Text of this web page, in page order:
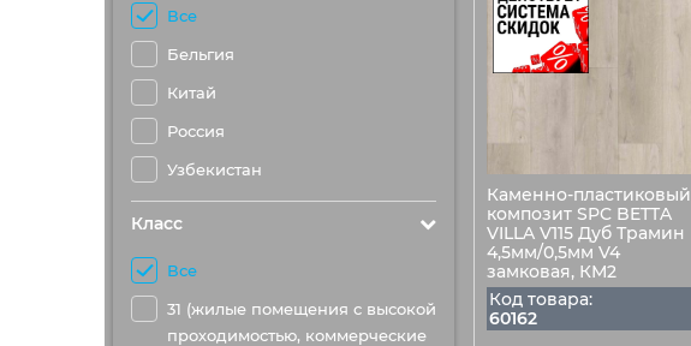
Все
Бельгия
Китай
Россия
Узбекистан
Класс
Все
31 (жилые помещения с высокой
проходимостью, коммерческие
Каменно-пластиковый
композит SPC BETTA
VILLA V115 Дуб Трамин
4,5мм/0,5мм V4
замковая, КМ2
Код товара:
60162